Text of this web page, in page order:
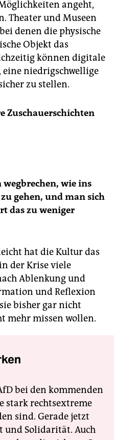
angeht,
Theater und Museen
denen die physische
Objekt das
können digitale
eine niedrigschwellige
zu stellen.
Zuschauerschichten
wie ins
gehen, und man sich
das zu weniger
hat die Kultur das
der Krise viele
Ablenkung und
und Reflexion
bisher gar nicht
mehr missen wollen.
bei den kommenden
stark rechtsextreme
sind. Gerade jetzt
und Solidarität. Auch